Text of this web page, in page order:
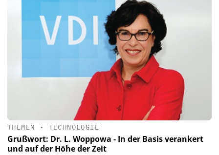
THEMEN • TECHNOLOGIE
Grußwort: Dr. L. Woppowa - In der Basis verankert
und auf der Höhe der Zeit